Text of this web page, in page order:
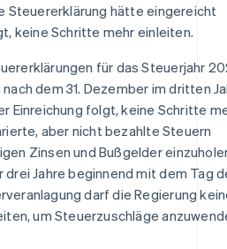
Steuererklärung hätte eingereicht
keine Schritte mehr einleiten.
für das Steuerjahr
dem 31. Dezember im dritten
Einreichung folgt, keine Schritte
aber nicht bezahlte Steuern
Zinsen und Bußgelder
drei Jahre beginnend mit dem Tag
darf die Regierung
um Steuerzuschläge